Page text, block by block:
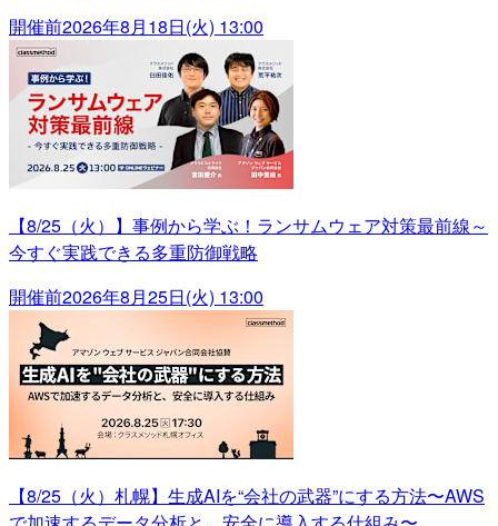
開催前2026年8月18日(火) 13:00
【8/25（火）】事例から学ぶ！ランサムウェア対策最前線～
今すぐ実践できる多重防御戦略
開催前2026年8月25日(火) 13:00
【8/25（火）札幌】生成AIを“会社の武器”にする方法〜AWS